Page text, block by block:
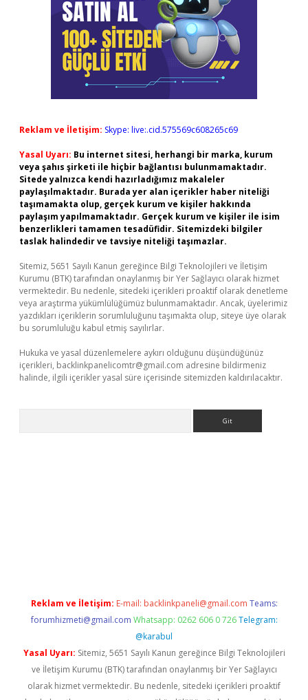
Reklam ve İletişim: Skype: live:.cid.575569c608265c69
Yasal Uyarı: Bu internet sitesi, herhangi bir marka, kurum
veya şahıs şirketi ile hiçbir bağlantısı bulunmamaktadır.
Sitede yalnızca kendi hazırladığımız makaleler
paylaşılmaktadır. Burada yer alan içerikler haber niteliği
taşımamakta olup, gerçek kurum ve kişiler hakkında
paylaşım yapılmamaktadır. Gerçek kurum ve kişiler ile isim
benzerlikleri tamamen tesadüfidir. Sitemizdeki bilgiler
taslak halindedir ve tavsiye niteliği taşımazlar.
Sitemiz, 5651 Sayılı Kanun gereğince Bilgi Teknolojileri ve İletişim
Kurumu (BTK) tarafından onaylanmış bir Yer Sağlayıcı olarak hizmet
vermektedir. Bu nedenle, sitedeki içerikleri proaktif olarak denetleme
veya araştırma yükümlülüğümüz bulunmamaktadır. Ancak, üyelerimiz
yazdıkları içeriklerin sorumluluğunu taşımakta olup, siteye üye olarak
bu sorumluluğu kabul etmiş sayılırlar.
Hukuka ve yasal düzenlemelere aykırı olduğunu düşündüğünüz
içerikleri, backlinkpanelicomtr@gmail.com adresine bildirmeniz
halinde, ilgili içerikler yasal süre içerisinde sitemizden kaldırılacaktır.
Reklam ve İletişim: E-mail: backlinkpaneli@gmail.com Teams:
forumhizmeti@gmail.com Whatsapp: 0262 606 0 726 Telegram:
@karabul
Yasal Uyarı: Sitemiz, 5651 Sayılı Kanun gereğince Bilgi Teknolojileri
ve İletişim Kurumu (BTK) tarafından onaylanmış bir Yer Sağlayıcı
olarak hizmet vermektedir. Bu nedenle, sitedeki içerikleri proaktif